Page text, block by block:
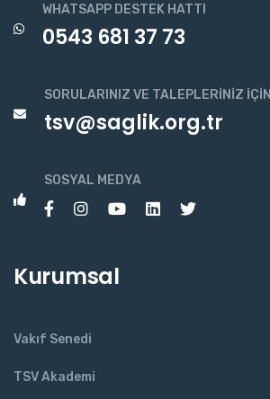
WHATSAPP DESTEK HATTI
0543 681 37 73
SORULARINIZ VE TALEPLERINIZ İÇIN
tsv@saglik.org.tr
SOSYAL MEDYA
Kurumsal
Vakıf Senedi
TSV Akademi